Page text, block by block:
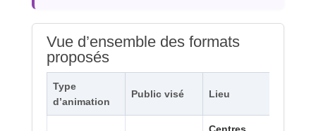
Vue d’ensemble des formats
proposés
Type
d’animation
Public visé Lieu